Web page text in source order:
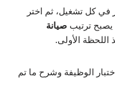
في كل تشغيل، ثم اختر
يصبح ترتيب صيانة
اللحظة الأولى.
الوظيفة وشرح ما تم